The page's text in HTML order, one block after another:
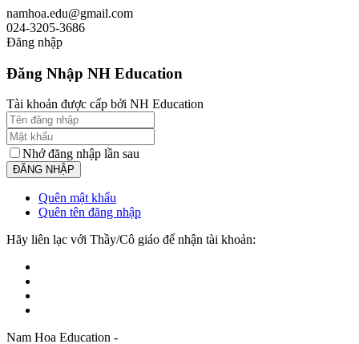
namhoa.edu@gmail.com
024-3205-3686
Đăng nhập
Đăng Nhập NH Education
Tài khoản được cấp bởi NH Education
Nhớ đăng nhập lần sau
Quên mật khẩu
Quên tên đăng nhập
Hãy liên lạc với Thầy/Cô giáo để nhận tài khoản:
Nam Hoa Education -